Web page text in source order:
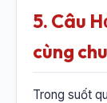
5. Câu
cùng
Trong suốt